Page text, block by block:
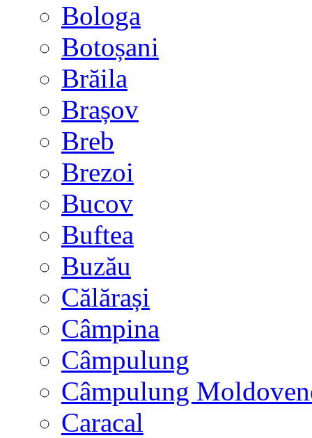
Bologa
Botoșani
Brăila
Brașov
Breb
Brezoi
Bucov
Buftea
Buzău
Călărași
Câmpina
Câmpulung
Câmpulung
Caracal